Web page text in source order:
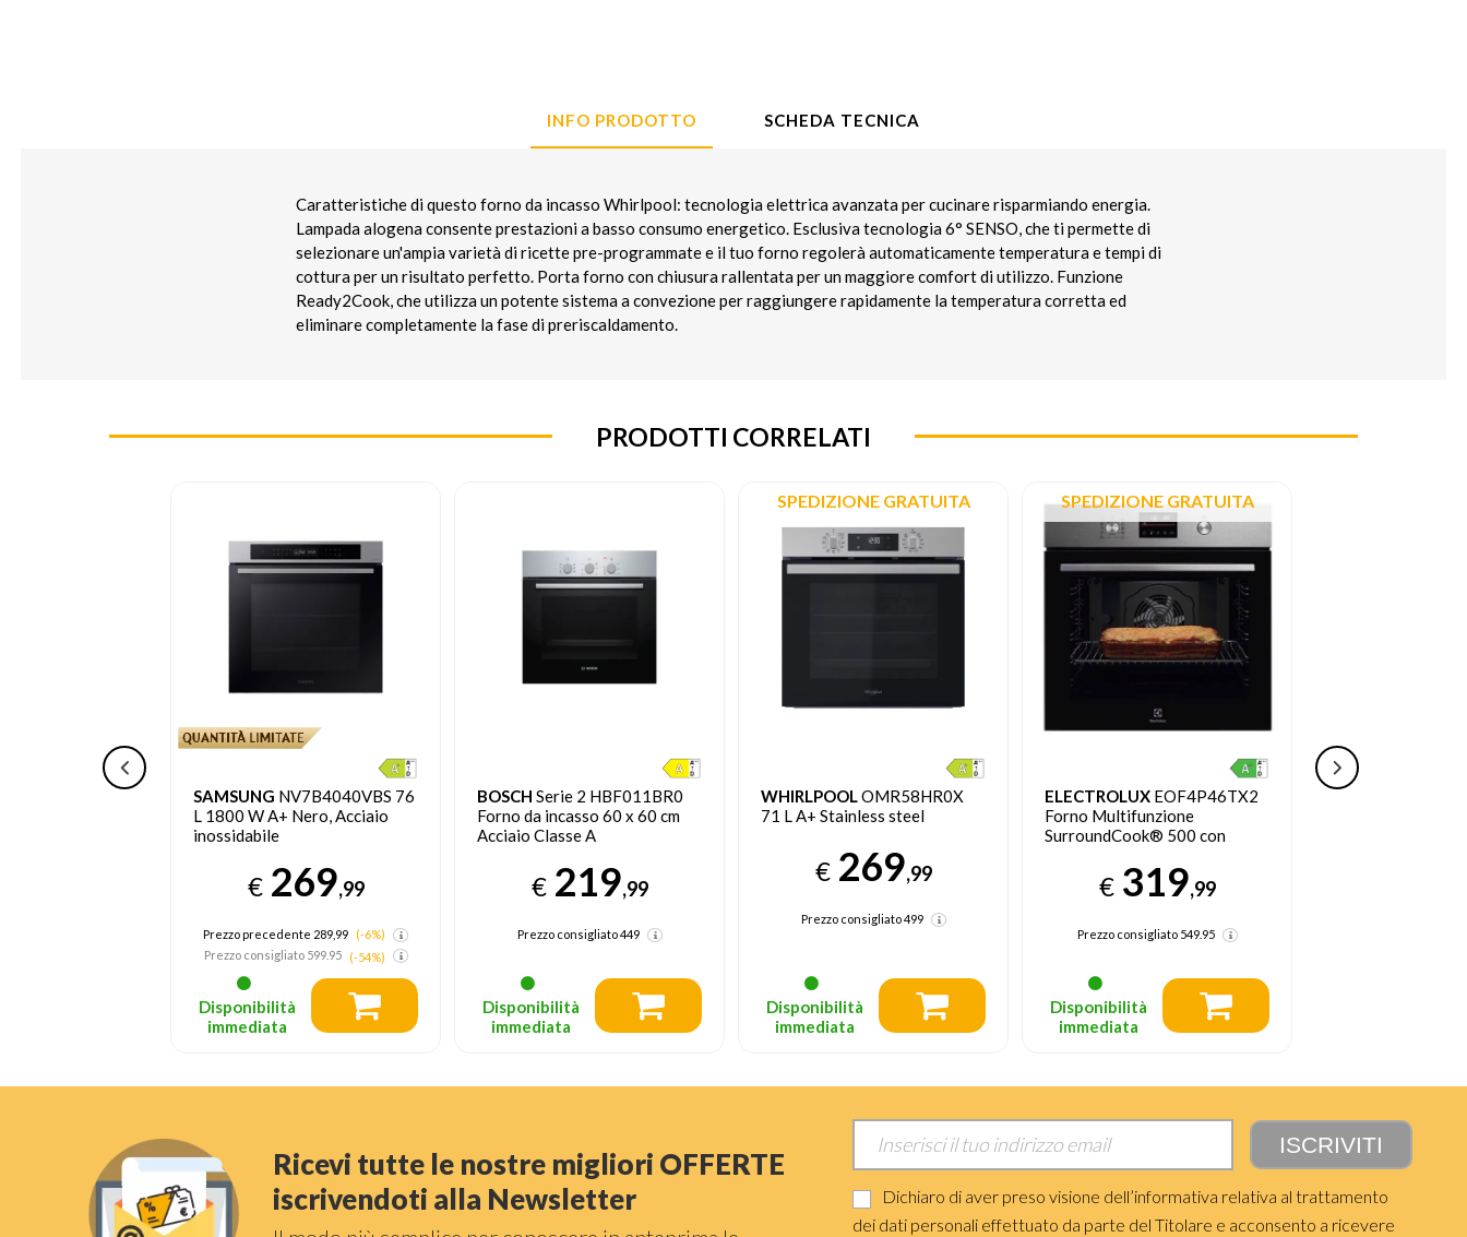
INFO PRODOTTO SCHEDA TECNICA
Caratteristiche di questo forno da incasso Whirlpool: tecnologia elettrica avanzata per cucinare risparmiando energia.
Lampada alogena consente prestazioni a basso consumo energetico. Esclusiva tecnologia 6° SENSO, che ti permette di
selezionare un'ampia varietà di ricette pre-programmate e il tuo forno regolerà automaticamente temperatura e tempi di
cottura per un risultato perfetto. Porta forno con chiusura rallentata per un maggiore comfort di utilizzo. Funzione
Ready2Cook, che utilizza un potente sistema a convezione per raggiungere rapidamente la temperatura corretta ed
eliminare completamente la fase di preriscaldamento.
PRODOTTI CORRELATI
SAMSUNG NV7B4040VBS 76
L 1800 W A+ Nero, Acciaio
inossidabile
€ 269,99
Prezzo precedente 289,99
(-6%)
Prezzo consigliato599.95 (-54%)
Disponibilità
immediata
BOSCH Serie 2 HBF011BR0
Forno da incasso 60 x 60 cm
Acciaio Classe A
€ 219,99
Prezzo consigliato449
Disponibilità
immediata
SPEDIZIONE GRATUITA
WHIRLPOOLOMR58HR0X
71 L A+ Stainless steel
€ 269,99
Prezzo consigliato499
Disponibilità
immediata
SPEDIZIONE GRATUITA
ELECTROLUX EOF4P46TX2
Forno Multifunzione
SurroundCook® 500 con
€ 319,99
Prezzo consigliato549.95
Disponibilità
immediata
Ricevi tutte le nostre migliori OFFERTE
iscrivendoti alla Newsletter
Dichiaro di aver preso visione dell’informativa relativa al trattamento
dei dati personali effettuato da parte del Titolare e acconsento a ricevere